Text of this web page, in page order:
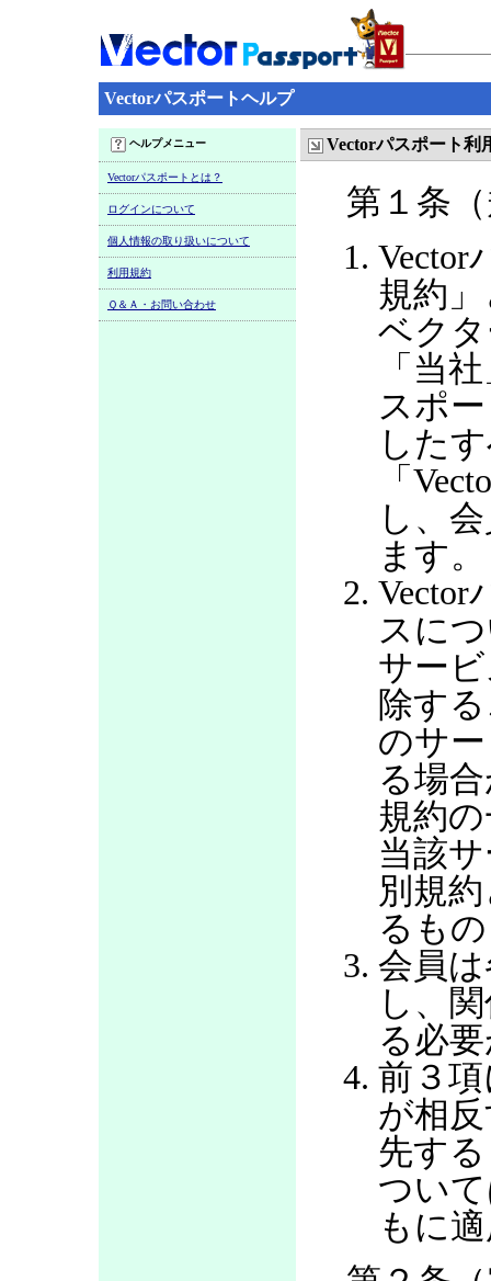
Vectorパスポートヘルプ
ヘルプメニュー
Vectorパスポートとは？
ログインについて
個人情報の取り扱いについて
利用規約
Ｑ＆Ａ・お問い合わせ
Vectorパスポート利
第１条
Vector
規約
ベク
「当
スポ
した
「
し、
ます。
Vector
スに
サー
除す
のサ
る場
規約
当該
別規
るも
会員
し、
る必
前３
が相
先す
つい
もに